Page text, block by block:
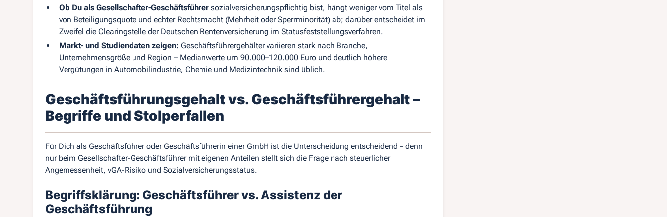
Ob Du als Gesellschafter‑Geschäftsführer sozialversicherungspflichtig bist, hängt weniger vom Titel als
von Beteiligungsquote und echter Rechtsmacht (Mehrheit oder Sperrminorität) ab; darüber entscheidet im
Zweifel die Clearingstelle der Deutschen Rentenversicherung im Statusfeststellungsverfahren.
Markt- und Studiendaten zeigen:Geschäftsführergehälter variieren stark nach Branche,
Unternehmensgröße und Region – Medianwerte um 90.000–120.000 Euro und deutlich höhere
Vergütungen in Automobilindustrie, Chemie und Medizintechnik sind üblich.
Geschäftsführungsgehalt vs. Geschäftsführergehalt –
Begriffe und Stolperfallen
Für Dich als Geschäftsführer oder Geschäftsführerin einer GmbH ist die Unterscheidung entscheidend – denn
nur beim Gesellschafter-Geschäftsführer mit eigenen Anteilen stellt sich die Frage nach steuerlicher
Angemessenheit, vGA-Risiko und Sozialversicherungsstatus.
Begriffsklärung: Geschäftsführer vs. Assistenz der
Geschäftsführung